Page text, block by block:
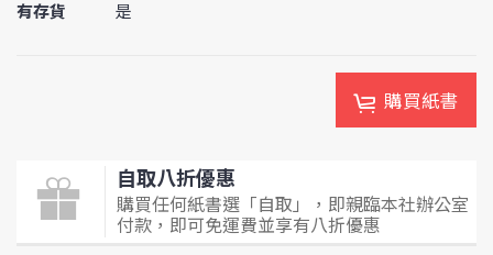
有存貨
是
購買紙書
自取八折優惠
購買任何紙書選「自取」，即親臨本社辦公室
付款，即可免運費並享有八折優惠